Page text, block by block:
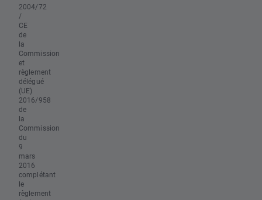
2004/72
/
CE
de
la
Commission
et
règlement
délégué
(UE)
2016/958
de
la
Commission
du
9
mars
2016
complétant
le
règlement